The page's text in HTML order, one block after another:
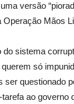
versão
Operação Mãos
do sistema
só
ser questionado
ao governo